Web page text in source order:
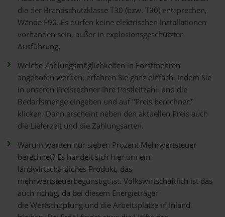
die der Brandschutzklasse T30 (bzw. T90) entsprechen,
Wände F90. Es dürfen keine elektrischen Installationen
vorhanden sein, außer in explosionsgeschützter
Ausführung.
Welche Zahlungsmöglichkeiten in Forstmehren
angeboten werden, erfahren Sie ganz einfach, indem Sie
in unseren Preisrechner Ihre Postleitzahl, und die
Bedarfsmenge eingeben und auf "Preis berechnen"
klicken. Dann erscheint neben den aktuellen Preis auch
die Lieferzeit und die Zahlungsarten.
Warum werden nur sieben Prozent Mehrwertsteuer
berechnet? Es handelt sich hier um ein
landwirtschaftliches Produkt, das
mehrwertsteuerbegünstigt ist. Volkswirtschaftlich ist das
auch richtig, da bei diesem Energieträger
die Wertschöpfung und die Arbeitsplätze in Inland